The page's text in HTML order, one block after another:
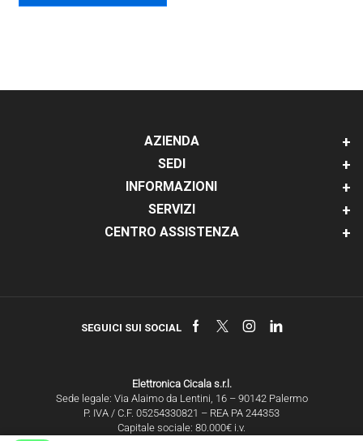
AZIENDA
SEDI
INFORMAZIONI
SERVIZI
CENTRO ASSISTENZA
SEGUICI SUI SOCIAL Facebook
TwitterInstagram
Linkedin
Elettronica Cicala s.r.l.
Sede legale: Via Alaimo da Lentini, 16 – 90142 Palermo
P. IVA / C.F. 05254330821 – REA PA 244353
Capitale sociale: 80.000€ i.v.